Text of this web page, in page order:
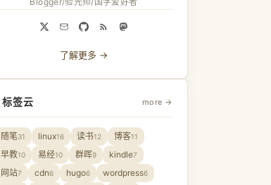
了解更多 →
标签云 more →
随笔31 linux16 读书12 博客11
早教10 易经10 群晖9 kindle7
网站7 cdn6 hugo6 wordpress6